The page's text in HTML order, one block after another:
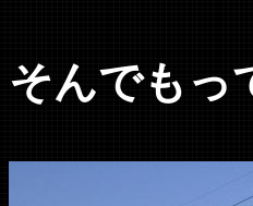
そんでもっ